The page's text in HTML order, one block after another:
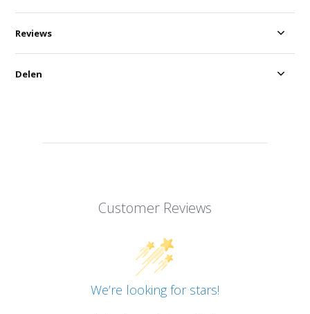
Customer Reviews
We’re looking for stars!
Reviews
Delen